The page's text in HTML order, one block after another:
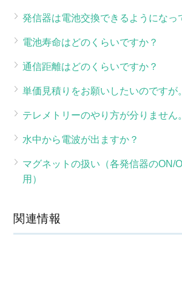
発信器は電池交換できるようになっ
電池寿命はどのくらいですか？
通信距離はどのくらいですか？
単価見積りをお願いしたいのですが。
テレメトリーのやり方が分りません。
水中から電波が出ますか？
マグネットの扱い（各発信器のON/
用）
関連情報